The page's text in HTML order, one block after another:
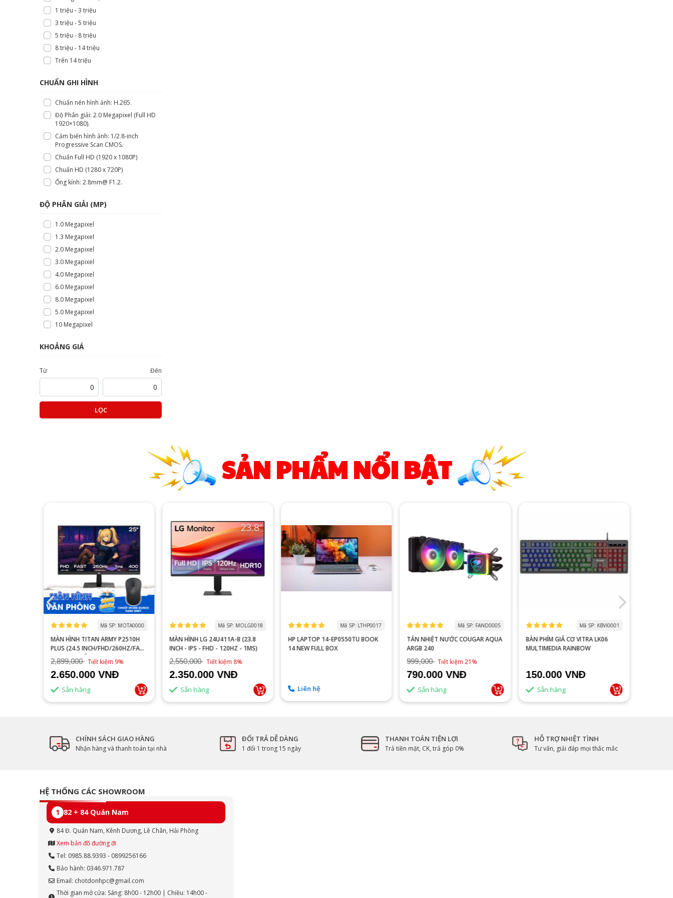
1 triệu - 3 triệu
3 triệu - 5 triệu
5 triệu - 8 triệu
8 triệu - 14 triệu
Trên 14 triệu
CHUẨN GHI HÌNH
Chuẩn nén hình ảnh: H.265.
Độ Phân giải: 2.0 Megapixel (Full HD
1920×1080).
Cảm biến hình ảnh: 1/2.8-inch
Progressive Scan CMOS.
Chuẩn Full HD (1920 x 1080P)
Chuẩn HD (1280 x 720P)
Ống kính: 2.8mm@ F1.2.
ĐỘ PHÂN GIẢI (MP)
1.0 Megapixel
1.3 Megapixel
2.0 Megapixel
3.0 Megapixel
4.0 Megapixel
6.0 Megapixel
8.0 Megapixel
5.0 Megapixel
10 Megapixel
KHOẢNG GIÁ
Từ Đến
LỌC
SẢN PHẨM NỔI BẬT
Mã SP: MOTA0000
MÀN HÌNH TITAN ARMY P2510H
PLUS (24.5 INCH/FHD/260HZ/FAST
IPS/1MS/PHẲNG)
2,899,000 Tiết kiệm 9%
2.650.000 VNĐ
Sẵn hàng
Mã SP: MOLG0018
MÀN HÌNH LG 24U411A-B (23.8
INCH - IPS - FHD - 120HZ - 1MS)
2,550,000 Tiết kiệm 8%
2.350.000 VNĐ
Sẵn hàng
Mã SP: LTHP0017
HP LAPTOP 14-EP0550TU BOOK
14 NEW FULL BOX
Liên hệ
Mã SP: FAND0005
TẢN NHIỆT NƯỚC COUGAR AQUA
ARGB 240
999,000 Tiết kiệm 21%
790.000 VNĐ
Sẵn hàng
Mã SP: KBVI0001
BÀN PHÍM GIẢ CƠ VITRA LK06
MULTIMEDIA RAINBOW
150.000 VNĐ
Sẵn hàng
CHÍNH SÁCH GIAO HÀNG
Nhận hàng và thanh toán tại nhà
ĐỔI TRẢ DỄ DÀNG
1 đổi 1 trong 15 ngày
THANH TOÁN TIỆN LỢI
Trả tiền mặt, CK, trả góp 0%
HỖ TRỢ NHIỆT TÌNH
Tư vấn, giải đáp mọi thắc mắc
HỆ THỐNG CÁC SHOWROOM
1 82 + 84 Quán Nam
84 Đ. Quán Nam, Kênh Dương, Lê Chân, Hải Phòng
Xem bản đồ đường đi
Tel: 0985.88.9393 - 0899256166
Bảo hành: 0346.971.787
Email: chotdonhpc@gmail.com
Thời gian mở cửa: Sáng: 8h00 - 12h00 | Chiều: 14h00 -